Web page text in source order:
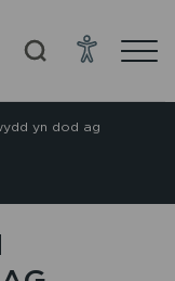
yn dod ag